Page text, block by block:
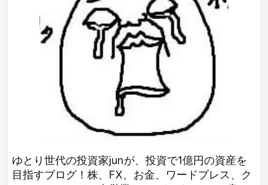
ゆとり世代の投資家junが、投資で1億円の資産を
目指すブログ！株、FX、お金、ワードプレス、ク